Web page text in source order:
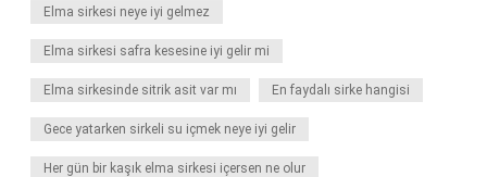
Elma sirkesi neye iyi gelmez
Elma sirkesi safra kesesine iyi gelir mi
Elma sirkesinde sitrik asit var mı En faydalı sirke hangisi
Gece yatarken sirkeli su içmek neye iyi gelir
Her gün bir kaşık elma sirkesi içersen ne olur